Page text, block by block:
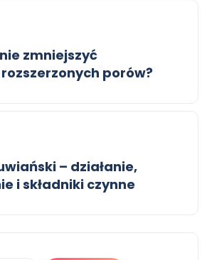
zmniejszyć
porów?
– działanie,
i składniki czynne